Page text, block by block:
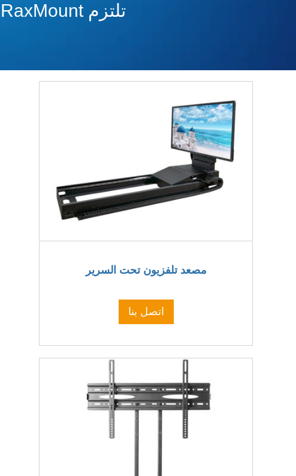
تلتزم RaxMount بتوفير أنواع من مصاعد التلفزيون الآلية لعملك.
مصعد تلفزيون تحت السرير
اتصل بنا